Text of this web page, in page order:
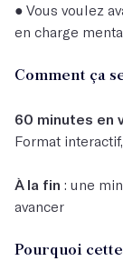
● Vous voulez
en charge
Comment ça
60 minutes en
Format
À la fin : une
avancer
Pourquoi